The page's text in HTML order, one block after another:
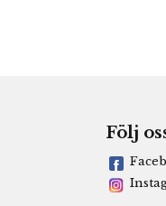
Följ